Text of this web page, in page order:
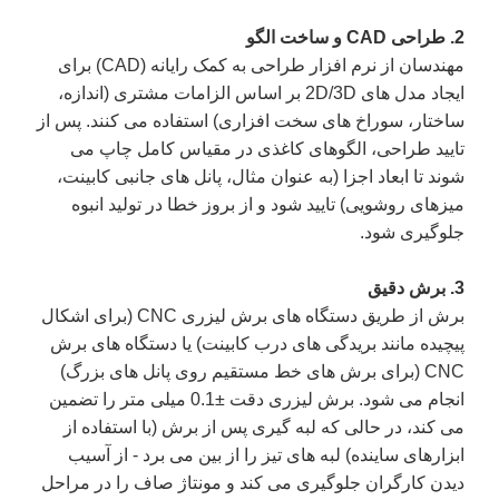
2. طراحی CAD و ساخت الگو
مهندسان از نرم افزار طراحی به کمک رایانه (CAD) برای
ایجاد مدل های 2D/3D بر اساس الزامات مشتری (اندازه،
ساختار، سوراخ های سخت افزاری) استفاده می کنند. پس از
تایید طراحی، الگوهای کاغذی در مقیاس کامل چاپ می
شوند تا ابعاد اجزا (به عنوان مثال، پانل های جانبی کابینت،
میزهای روشویی) تایید شود و از بروز خطا در تولید انبوه
جلوگیری شود.
3. برش دقیق
برش از طریق دستگاه های برش لیزری CNC (برای اشکال
پیچیده مانند بریدگی های درب کابینت) یا دستگاه های برش
CNC (برای برش های خط مستقیم روی پانل های بزرگ)
انجام می شود. برش لیزری دقت ±0.1 میلی متر را تضمین
می کند، در حالی که لبه گیری پس از برش (با استفاده از
ابزارهای ساینده) لبه های تیز را از بین می برد - از آسیب
دیدن کارگران جلوگیری می کند و مونتاژ صاف را در مراحل